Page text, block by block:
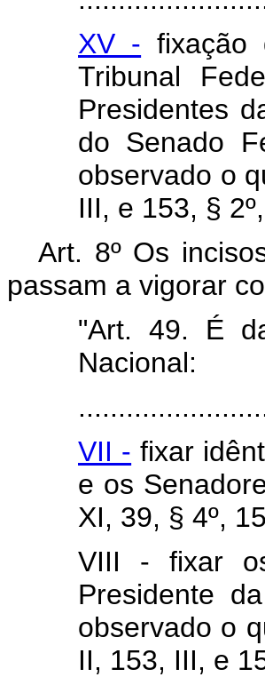
XV - fixação
Tribunal
Presidentes
do Senado
observado o
III, e 153, §
Art. 8º Os
passam a vigorar
"Art. 49. É
Nacional:
VII - fixar
e os
XI, 39, § 4º,
VIII - fixar
Presidente
observado o
II, 153, III, e